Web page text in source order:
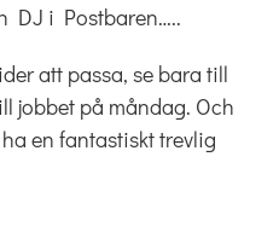
DJ i Postbaren…..
att passa, se bara till
jobbet på måndag. Och
en fantastiskt trevlig